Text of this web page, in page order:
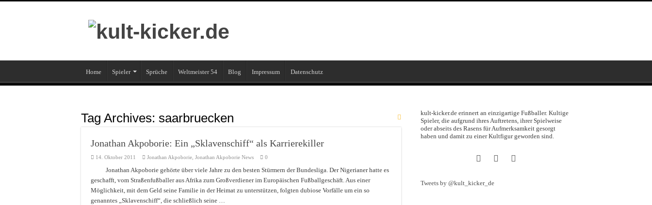
Home Spieler Sprüche Weltmeister 54 Blog Impressum Datenschutz
Tag Archives: saarbruecken
Jonathan Akpoborie: Ein „Sklavenschiff“ als Karrierekiller
14. Oktober 2011 Jonathan Akpoborie Jonathan Akpoborie News 0
Jonathan Akpoborie gehörte über viele Jahre zu den besten Stürmern der Bundesliga. Der Nigerianer hatte es
geschafft, vom Straßenfußballer aus Afrika zum Großverdiener im Europäischen Fußballgeschäft. Aus einer
Möglichkeit, mit dem Geld seine Familie in der Heimat zu unterstützen, folgten dubiose Vorfälle um ein so
genanntes „Sklavenschiff“, die schließlich seine …
kult-kicker.de erinnert an einzigartige Fußballer. Kultige
Spieler, die aufgrund ihres Auftretens, ihrer Spielweise
oder abseits des Rasens für Aufmerksamkeit gesorgt
haben und damit zu einer Kultfigur geworden sind.
Tweets by @kult_kicker_de